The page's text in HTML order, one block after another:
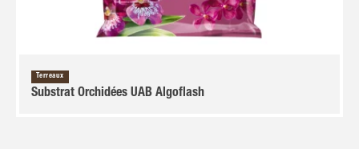
Terreaux
Substrat Orchidées UAB Algoflash